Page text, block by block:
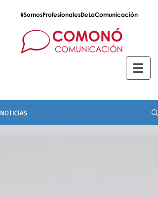
#SomosProfesionalesDeLaComunicación
NOTICIAS